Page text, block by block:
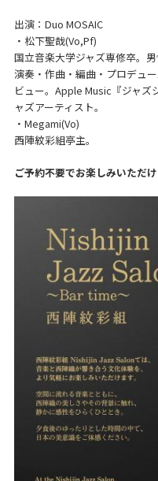
出演：Duo MOSAIC
・松下聖哉(Vo,Pf)
国立音楽大学ジャズ専修卒。男
演奏・作曲・編曲・プロデュ
ビュー。Apple Music『ジャズ
ャズアーティスト。
・Megami(Vo)
西陣紋彩組亭主。
ご予約不要でお楽しみいただけ